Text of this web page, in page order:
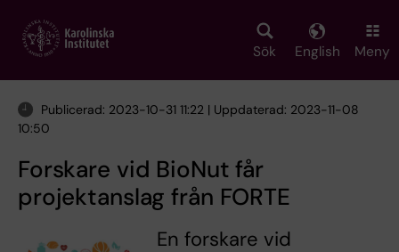
main
Sök English Meny
Publicerad: 2023-10-31 11:22 | Uppdaterad: 2023-11-08
10:50
Forskare vid BioNut får
projektanslag från FORTE
En forskare vid